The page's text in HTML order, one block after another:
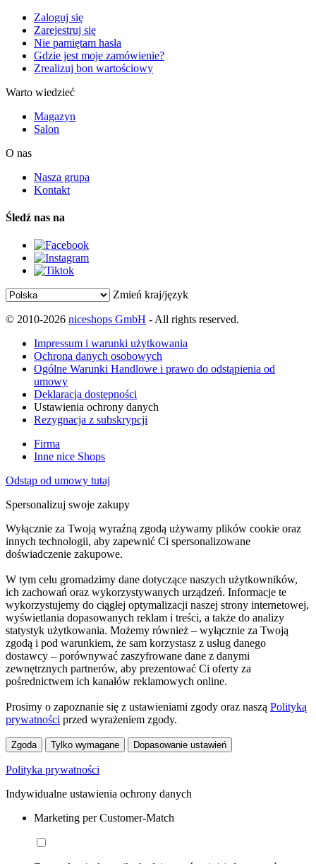
Zaloguj się
Zarejestruj się
Nie pamiętam hasła
Gdzie jest moje zamówienie?
Zrealizuj bon wartościowy
Warto wiedzieć
Magazyn
Salon
O nas
Nasza grupa
Kontakt
Śledź nas na
Zmień kraj/język
© 2010-2026 niceshops GmbH - All rights reserved.
Impressum i warunki użytkowania
Ochrona danych osobowych
Ogólne Warunki Handlowe i prawo do odstąpienia od
umowy
Deklaracja dostępności
Ustawienia ochrony danych
Rezygnacja z subskrypcji
Firma
Inne nice Shops
Odstąp od umowy tutaj
Spersonalizuj swoje zakupy
Wyłącznie za Twoją wyraźną zgodą używamy plików cookie oraz
innych technologii, aby zapewnić Ci spersonalizowane
doświadczenie zakupowe.
W tym celu gromadzimy dane dotyczące naszych użytkowników,
ich zachowań oraz wykorzystywanych urządzeń. Informacje te
wykorzystujemy do ciągłej optymalizacji naszej strony internetowej,
wyświetlania dopasowanych reklam i treści, a także do analizy
statystyk użytkowania. Możemy również – wyłącznie za Twoją
zgodą i pod warunkiem, że sam korzystasz z usług danego
dostawcy – porównywać zaszyfrowane dane z danymi
zewnętrznych partnerów, aby prezentować Ci oferty za
pośrednictwem ich kanałów reklamowych online.
Prosimy o zapoznanie się z ustawieniami zgody oraz naszą Polityką
prywatności przed wyrażeniem zgody.
Zgoda Tylko wymagane Dopasowanie ustawień
Polityka prywatności
Indywidualne ustawienia ochrony danych
Marketing per Customer-Match